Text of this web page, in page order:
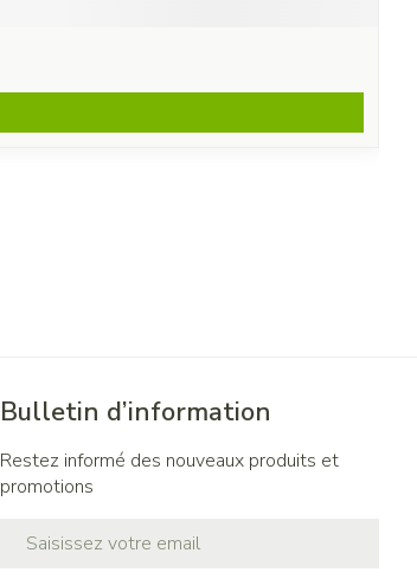
Bulletin d’information
Restez informé des nouveaux produits et
promotions